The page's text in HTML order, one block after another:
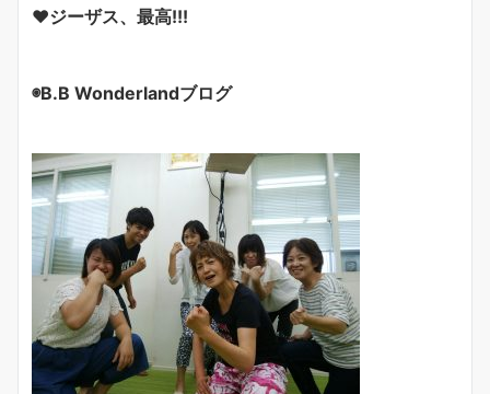
❤ジーザス、最高!!!
◉B.B Wonderlandブログ